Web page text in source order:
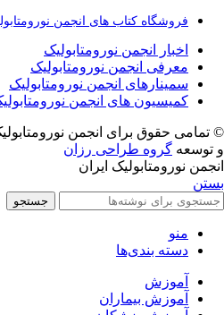
فروشگاه کتاب های انجمن
اخبار انجمن نورومتابولیک
معرفی انجمن نورومتابولیک
سمینارهای انجمن نورومتابولیک
کمیسیون های انجمن
© تمامی حقوق برای انجمن
و توسعه گروه طراحی رزان
انجمن نورومتابولیک ایران
بستن
جستجو
منو
دسته بندی‌ها
آموزش
آموزش بیماران